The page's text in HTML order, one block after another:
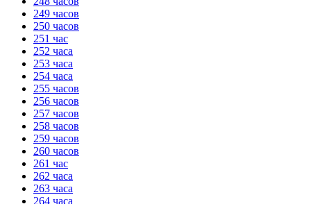
249 часов
250 часов
251 час
252 часа
253 часа
254 часа
255 часов
256 часов
257 часов
258 часов
259 часов
260 часов
261 час
262 часа
263 часа
264 часа